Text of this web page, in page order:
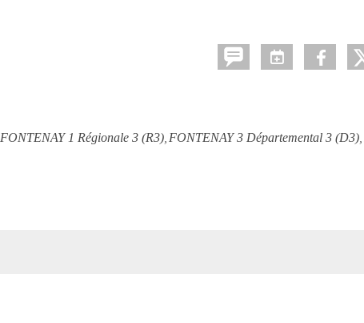
FONTENAY 1 Régionale 3 (R3) FONTENAY 3 Départemental 3 (D3)